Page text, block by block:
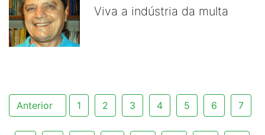
Viva a indústria da multa
Anterior 1 2 3 4 5 6 7